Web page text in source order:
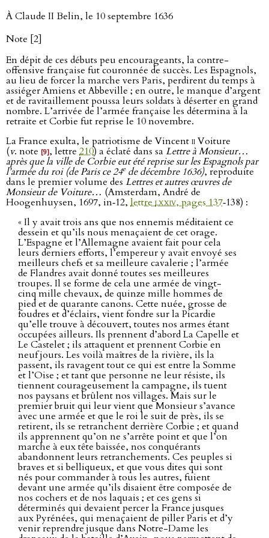
À Claude II Belin, le 10 septembre 1636
Note [2]
En dépit de ces débuts peu encourageants, la contre-
offensive française fut couronnée de succès. Les Espagnols,
au lieu de forcer la marche vers Paris, perdirent du temps à
assiéger Amiens et Abbeville ; en outre, le manque d’argent
et de ravitaillement poussa leurs soldats à déserter en grand
nombre. L’arrivée de l’armée française les détermina à la
retraite et Corbie fut reprise le 10 novembre.
La France exulta, le patriotisme de VincentiiVoiture
(v. note [9], lettre 210) a éclaté dans sa Lettre à Monsieur…
après que la ville de Corbie eut été reprise sur les Espagnols par
l’armée du roi (de Paris ce 24ede décembre 1636), reproduite
dans le premier volume des Lettres et autres œuvres de
Monsieur de Voiture… (Amsterdam, André de
Hoogenhuysen, 1697, in‑12, lettrelxxiv, pages 137‑138) :
« Il y avait trois ans que nos ennemis méditaient ce
dessein et qu’ils nous menaçaient de cet orage.
L’Espagne et l’Allemagne avaient fait pour cela
leurs derniers efforts, l’empereur y avait envoyé ses
meilleurs chefs et sa meilleure cavalerie ; l’armée
de Flandres avait donné toutes ses meilleures
troupes. Il se forme de cela une armée de vingt-
cinq mille chevaux, de quinze mille hommes de
pied et de quarante canons. Cette nuée, grosse de
foudres et d’éclairs, vient fondre sur la Picardie
qu’elle trouve à découvert, toutes nos armes étant
occupées ailleurs. Ils prennent d’abord La Capelle et
Le Castelet ; ils attaquent et prennent Corbie en
neuf jours. Les voilà maîtres de la rivière, ils la
passent, ils ravagent tout ce qui est entre la Somme
et l’Oise ; et tant que personne ne leur résiste, ils
tiennent courageusement la campagne, ils tuent
nos paysans et brûlent nos villages. Mais sur le
premier bruit qui leur vient que Monsieur s’avance
avec une armée et que le roi le suit de près, ils se
retirent, ils se retranchent derrière Corbie ; et quand
ils apprennent qu’on ne s’arrête point et que l’on
marche à eux tête baissée, nos conquérants
abandonnent leurs retranchements. Ces peuples si
braves et si belliqueux, et que vous dites qui sont
nés pour commander à tous les autres, fuient
devant une armée qu’ils disaient être composée de
nos cochers et de nos laquais ; et ces gens si
déterminés qui devaient percer la France jusques
aux Pyrénées, qui menaçaient de piller Paris et d’y
venir reprendre jusque dans Notre-Dame les